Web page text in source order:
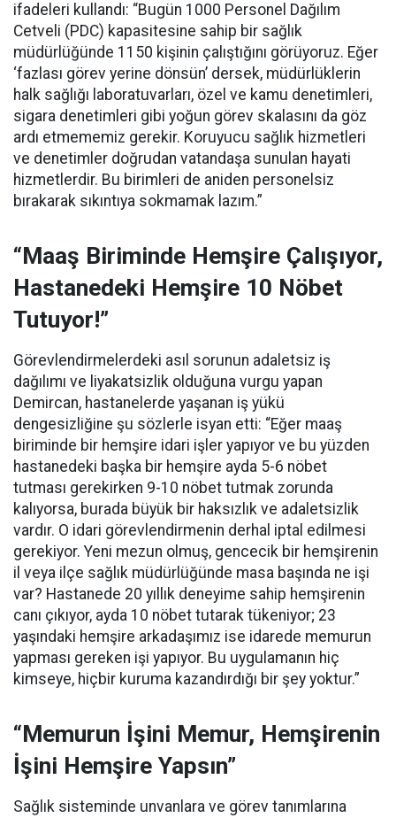
ifadeleri kullandı: “Bugün 1000 Personel Dağılım
Cetveli (PDC) kapasitesine sahip bir sağlık
müdürlüğünde 1150 kişinin çalıştığını görüyoruz. Eğer
‘fazlası görev yerine dönsün’ dersek, müdürlüklerin
halk sağlığı laboratuvarları, özel ve kamu denetimleri,
sigara denetimleri gibi yoğun görev skalasını da göz
ardı etmememiz gerekir. Koruyucu sağlık hizmetleri
ve denetimler doğrudan vatandaşa sunulan hayati
hizmetlerdir. Bu birimleri de aniden personelsiz
bırakarak sıkıntıya sokmamak lazım.”
“Maaş Biriminde Hemşire Çalışıyor,
Hastanedeki Hemşire 10 Nöbet
Tutuyor!”
Görevlendirmelerdeki asıl sorunun adaletsiz iş
dağılımı ve liyakatsizlik olduğuna vurgu yapan
Demircan, hastanelerde yaşanan iş yükü
dengesizliğine şu sözlerle isyan etti: “Eğer maaş
biriminde bir hemşire idari işler yapıyor ve bu yüzden
hastanedeki başka bir hemşire ayda 5-6 nöbet
tutması gerekirken 9-10 nöbet tutmak zorunda
kalıyorsa, burada büyük bir haksızlık ve adaletsizlik
vardır. O idari görevlendirmenin derhal iptal edilmesi
gerekiyor. Yeni mezun olmuş, gencecik bir hemşirenin
il veya ilçe sağlık müdürlüğünde masa başında ne işi
var? Hastanede 20 yıllık deneyime sahip hemşirenin
canı çıkıyor, ayda 10 nöbet tutarak tükeniyor; 23
yaşındaki hemşire arkadaşımız ise idarede memurun
yapması gereken işi yapıyor. Bu uygulamanın hiç
kimseye, hiçbir kuruma kazandırdığı bir şey yoktur.”
“Memurun İşini Memur, Hemşirenin
İşini Hemşire Yapsın”
Sağlık sisteminde unvanlara ve görev tanımlarına